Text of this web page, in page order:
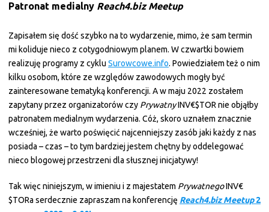
Patronat medialny Reach4.biz Meetup
Zapisałem się dość szybko na to wydarzenie, mimo, że sam termin
mi koliduje nieco z cotygodniowym planem. W czwartki bowiem
realizuję programy z cyklu Surowcowe.info. Powiedziałem też o nim
kilku osobom, które ze względów zawodowych mogły być
zainteresowane tematyką konferencji. A w maju 2022 zostałem
zapytany przez organizatorów czy PrywatnyINV€$TOR nie objąłby
patronatem medialnym wydarzenia. Cóż, skoro uznałem znacznie
wcześniej, że warto poświęcić najcenniejszy zasób jaki każdy z nas
posiada – czas – to tym bardziej jestem chętny by oddelegować
nieco blogowej przestrzeni dla słusznej inicjatywy!
Tak więc niniejszym, w imieniu i z majestatem PrywatnegoINV€
$TORa serdecznie zapraszam na konferencję Reach4.biz Meetup2